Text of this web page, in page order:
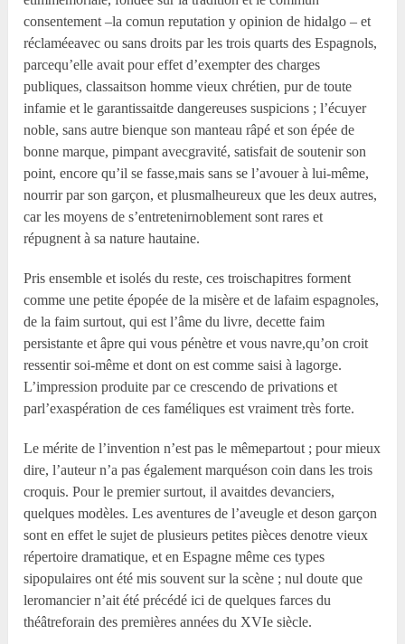
consentement –la comun reputation y opinion de hidalgo – et
réclaméeavec ou sans droits par les trois quarts des Espagnols,
parcequ’elle avait pour effet d’exempter des charges
publiques, classaitson homme vieux chrétien, pur de toute
infamie et le garantissaitde dangereuses suspicions ; l’écuyer
noble, sans autre bienque son manteau râpé et son épée de
bonne marque, pimpant avecgravité, satisfait de soutenir son
point, encore qu’il se fasse,mais sans se l’avouer à lui-même,
nourrir par son garçon, et plusmalheureux que les deux autres,
car les moyens de s’entretenirnoblement sont rares et
répugnent à sa nature hautaine.
Pris ensemble et isolés du reste, ces troischapitres forment
comme une petite épopée de la misère et de lafaim espagnoles,
de la faim surtout, qui est l’âme du livre, decette faim
persistante et âpre qui vous pénètre et vous navre,qu’on croit
ressentir soi-même et dont on est comme saisi à lagorge.
L’impression produite par ce crescendo de privations et
parl’exaspération de ces faméliques est vraiment très forte.
Le mérite de l’invention n’est pas le mêmepartout ; pour mieux
dire, l’auteur n’a pas également marquéson coin dans les trois
croquis. Pour le premier surtout, il avaitdes devanciers,
quelques modèles. Les aventures de l’aveugle et deson garçon
sont en effet le sujet de plusieurs petites pièces denotre vieux
répertoire dramatique, et en Espagne même ces types
sipopulaires ont été mis souvent sur la scène ; nul doute que
leromancier n’ait été précédé ici de quelques farces du
théâtreforain des premières années du XVIe siècle.